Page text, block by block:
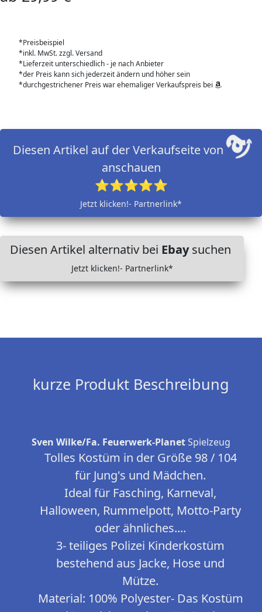
*Preisbeispiel
*inkl. MwSt. zzgl. Versand
*Lieferzeit unterschiedlich - je nach Anbieter
*der Preis kann sich jederzeit ändern und höher sein
*durchgestrichener Preis war ehemaliger Verkaufspreis bei
Diesen Artikel auf der Verkaufseite von
anschauen
⭐⭐⭐⭐⭐
Jetzt klicken!- Partnerlink*
Diesen Artikel alternativ bei Ebaysuchen
Jetzt klicken!- Partnerlink*
kurze Produkt Beschreibung
Sven Wilke/Fa. Feuerwerk-PlanetSpielzeug
Tolles Kostüm in der Größe 98 / 104
für Jung's und Mädchen.
Ideal für Fasching, Karneval,
Halloween, Rummelpott, Motto-Party
oder ähnliches....
3- teiliges Polizei Kinderkostüm
bestehend aus Jacke, Hose und
Mütze.
Material: 100% Polyester- Das Kostüm